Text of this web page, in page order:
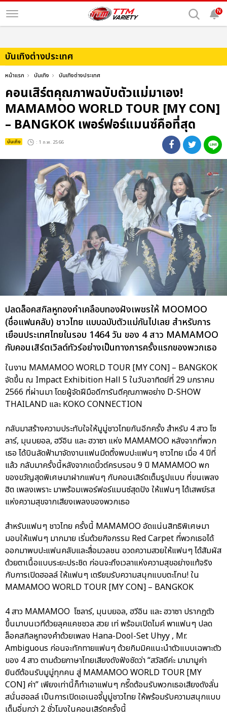
N
บันเทิงต่างประเทศ
หน้าแรก บันเทิง บันเทิงต่างประเทศ
คอนเสิร์ตคุณภาพฉบับตัวแม่มาเอง!
MAMAMOO WORLD TOUR [MY CON]
– BANGKOK เพอร์ฟอร์แมนซ์คือที่สุด
บันเทิง : 1 ก.พ. 2566
ปลดล็อคสกิลหูทองคำเคลือบทองฝังเพชรให้ MOOMOO
(ชื่อแฟนคลับ) ชาวไทย แบบฉบับตัวแม่กันไปเลย สำหรับการ
เยือนประเทศไทยในรอบ 1464 วัน ของ 4 สาว MAMAMOO
กับคอนเสิร์ตเวิลด์ทัวร์อย่างเป็นทางการครั้งแรกของพวกเธอ
ในงาน MAMAMOO WORLD TOUR [MY CON] – BANGKOK
จัดขึ้น ณ Impact Exhibition Hall 5 ในวันอาทิตย์ที่ 29 มกราคม
2566 ที่ผ่านมา โดยผู้จัดฝีมือดีการันตีคุณภาพอย่าง D-SHOW
THAILAND และ KOKO CONNECTION
กลับมาสร้างความประทับใจให้มูมู่ชาวไทยกันอีกครั้ง สำหรับ 4 สาว โซ
ลาร์, มุนบยอล, ฮวีอิน และ ฮวาซา แห่ง MAMAMOO หลังจากที่พวก
เธอ ได้บินลัดฟ้ามาจัดงานแฟนมีตติ้งพบปะแฟนๆ ชาวไทย เมื่อ 4 ปีที่
แล้ว กลับมาครั้งนี้หลังจากเดบิ้วต์ครบรอบ 9 ปี MAMAMOO พก
ของขวัญสุดพิเศษมาฝากแฟนๆ กับคอนเสิร์ตเต็มรูปแบบ ที่ขนเพลง
ฮิต เพลงเพราะ มาพร้อมเพอร์ฟอร์แมนซ์สุดปัง ให้แฟนๆ ได้เสพย์รส
แห่งความสุขจากเสียงเพลงของพวกเธอ
สำหรับแฟนๆ ชาวไทย ครั้งนี้ MAMAMOO อัดแน่นสิทธิพิเศษมา
มอบให้แฟนๆ มากมาย เริ่มด้วยกิจกรรม Red Carpet ที่พวกเธอได้
ออกมาพบปะแฟนคลับและสื่อมวลชน อวดความสวยให้แฟนๆ ได้สัมผัส
ด้วยตาเนื้อแบบระยะประชิด ก่อนจะถึงเวลาแห่งความสุขอย่างแท้จริง
กับการเปิดฮอลล์ ให้แฟนๆ เตรียมรับความสนุกแบบตะโกน! ใน
MAMAMOO WORLD TOUR [MY CON] – BANGKOK
4 สาว MAMAMOO โซลาร์, มุนบยอล, ฮวีอิน และ ฮวาซา ปรากฏตัว
ขึ้นมาบนเวทีด้วยลุคแคชชวล สวย เท่ พร้อมเปิดไมค์ พาแฟนๆ ปลด
ล็อคสกิลหูทองคำด้วยเพลง Hana-Dool-Set Uhyy , Mr.
Ambiguous ก่อนจะทักทายแฟนๆ ด้วยกิมมิคแนะนำตัวแบบเฉพาะตัว
ของ 4 สาว ตามด้วยภาษาไทยเสียงดังฟังชัดว่า “สวัสดีค่ะ มามามูค่า
ยินดีต้อนรับมูมู่ทุกคน สู่ MAMAMOO WORLD TOUR [MY
CON] ค่า” เพียงเท่านี้ก็ทำเอาแฟนๆ กรี๊ดต้อนรับพวกเธอเสียงดังลั่น
สนั่นฮอลล์ เป็นการเปิดเอเนอจี้มูมู่ชาวไทย ให้พร้อมรับความสนุกแบบ
เต็มอิ่มกว่า 2 ชั่วโมงในคอนเสิร์ตครั้งนี้